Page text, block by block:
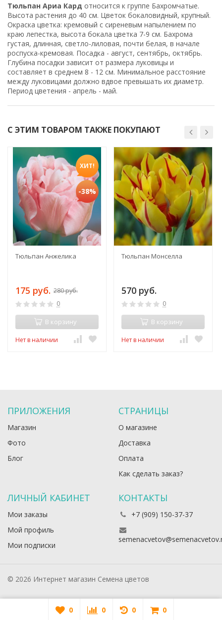
Тюльпан Ариа Кард относится к группе Бахромчатые.
Высота растения до 40 см. Цветок бокаловидный, крупный.
Окраска цветка: кремовый с сиреневым напылением по
краю лепестка, высота бокала цветка 7-9 см. Бахрома
густая, длинная, светло-лиловая, почти белая, в начале
роспуска-кремовая. Посадка - август, сентябрь, октябрь.
Глубина посадки зависит от размера луковицы и
составляет в среднем 8 - 12 см. Минимальное расстояние
между луковицами должно вдвое превышать их диаметр.
Период цветения - апрель - май.
С ЭТИМ ТОВАРОМ ТАКЖЕ ПОКУПАЮТ
ХИТ!
-38%
Тюльпан Анжелика
175 руб. 280 руб.
0
В корзину
Нет в наличии
Тюльпан Монселла
570 руб.
0
В корзину
Нет в наличии
ПРИЛОЖЕНИЯ
Магазин
Фото
Блог
СТРАНИЦЫ
О магазине
Доставка
Оплата
Как сделать заказ?
ЛИЧНЫЙ КАБИНЕТ
Мои заказы
Мой профиль
Мои подписки
КОНТАКТЫ
+7 (909) 150-37-37
© 2026 Интернет магазин Семена цветов
0 0 0 0